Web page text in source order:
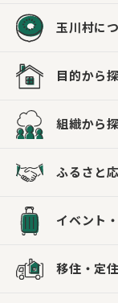
玉川村に
目的から
組織から
ふるさと
イベント
移住・定住